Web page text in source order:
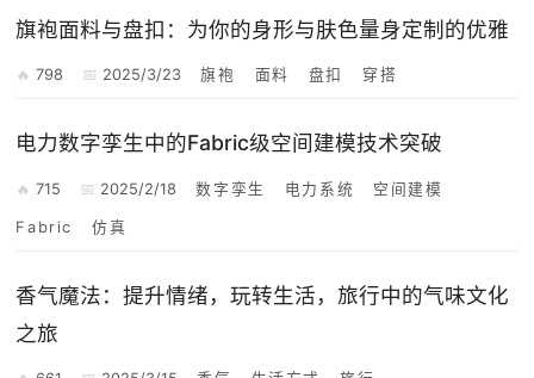
旗袍面料与盘扣：为你的身形与肤色量身定制的优雅
798 2025/3/23 旗袍 面料 盘扣 穿搭
电力数字孪生中的Fabric级空间建模技术突破
715 2025/2/18 数字孪生 电力系统 空间建模
Fabric 仿真
香气魔法：提升情绪，玩转生活，旅行中的气味文化
之旅